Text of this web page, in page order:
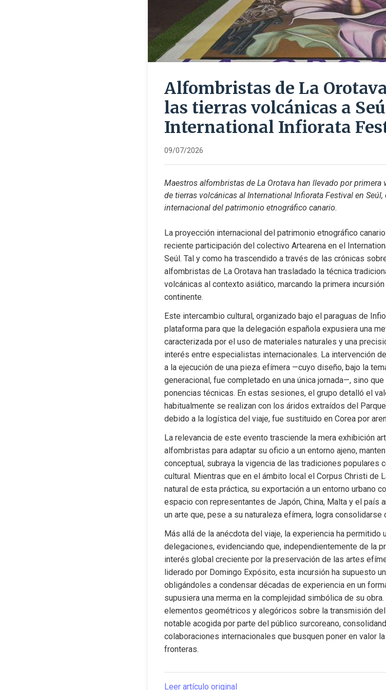
Alfombristas de La
las tierras volcánicas a
International Infiorata
09/07/2026
Maestros alfombristas de La Orotava han llevado por
de tierras volcánicas al International Infiorata Festival en
internacional del patrimonio etnográfico canario.
La proyección internacional del patrimonio etnográfico
reciente participación del colectivo Artearena en el
Seúl. Tal y como ha trascendido a través de las crónicas
alfombristas de La Orotava han trasladado la técnica
volcánicas al contexto asiático, marcando la primera
continente.
Este intercambio cultural, organizado bajo el paraguas de
plataforma para que la delegación española expusiera una
caracterizada por el uso de materiales naturales y una
interés entre especialistas internacionales. La intervención
a la ejecución de una pieza efímera —cuyo diseño, bajo la
generacional, fue completado en una única jornada—, sino
ponencias técnicas. En estas sesiones, el grupo detalló el
habitualmente se realizan con los áridos extraídos del
debido a la logística del viaje, fue sustituido en Corea por
La relevancia de este evento trasciende la mera exhibición
alfombristas para adaptar su oficio a un entorno ajeno,
conceptual, subraya la vigencia de las tradiciones populares
cultural. Mientras que en el ámbito local el Corpus Christi de
natural de esta práctica, su exportación a un entorno urbano
espacio con representantes de Japón, China, Malta y el país
un arte que, pese a su naturaleza efímera, logra consolidarse
Más allá de la anécdota del viaje, la experiencia ha permitido
delegaciones, evidenciando que, independientemente de la
interés global creciente por la preservación de las artes
liderado por Domingo Expósito, esta incursión ha supuesto
obligándoles a condensar décadas de experiencia en un
supusiera una merma en la complejidad simbólica de su
elementos geométricos y alegóricos sobre la transmisión
notable acogida por parte del público surcoreano,
colaboraciones internacionales que busquen poner en valor
fronteras.
Leer artículo original